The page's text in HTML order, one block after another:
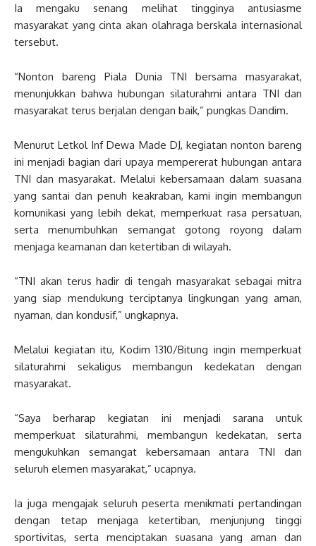
Ia mengaku senang melihat tingginya antusiasme
masyarakat yang cinta akan olahraga berskala internasional
tersebut.
“Nonton bareng Piala Dunia TNI bersama masyarakat,
menunjukkan bahwa hubungan silaturahmi antara TNI dan
masyarakat terus berjalan dengan baik,” pungkas Dandim.
Menurut Letkol Inf Dewa Made DJ, kegiatan nonton bareng
ini menjadi bagian dari upaya mempererat hubungan antara
TNI dan masyarakat. Melalui kebersamaan dalam suasana
yang santai dan penuh keakraban, kami ingin membangun
komunikasi yang lebih dekat, memperkuat rasa persatuan,
serta menumbuhkan semangat gotong royong dalam
menjaga keamanan dan ketertiban di wilayah.
“TNI akan terus hadir di tengah masyarakat sebagai mitra
yang siap mendukung terciptanya lingkungan yang aman,
nyaman, dan kondusif,” ungkapnya.
Melalui kegiatan itu, Kodim 1310/Bitung ingin memperkuat
silaturahmi sekaligus membangun kedekatan dengan
masyarakat.
“Saya berharap kegiatan ini menjadi sarana untuk
memperkuat silaturahmi, membangun kedekatan, serta
mengukuhkan semangat kebersamaan antara TNI dan
seluruh elemen masyarakat,” ucapnya.
Ia juga mengajak seluruh peserta menikmati pertandingan
dengan tetap menjaga ketertiban, menjunjung tinggi
sportivitas, serta menciptakan suasana yang aman dan